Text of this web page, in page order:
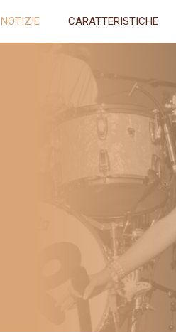
NOTIZIE CARATTERISTICHE